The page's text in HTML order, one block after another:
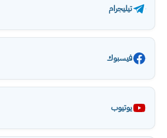
تيليجرام
فيسبوك
يوتيوب